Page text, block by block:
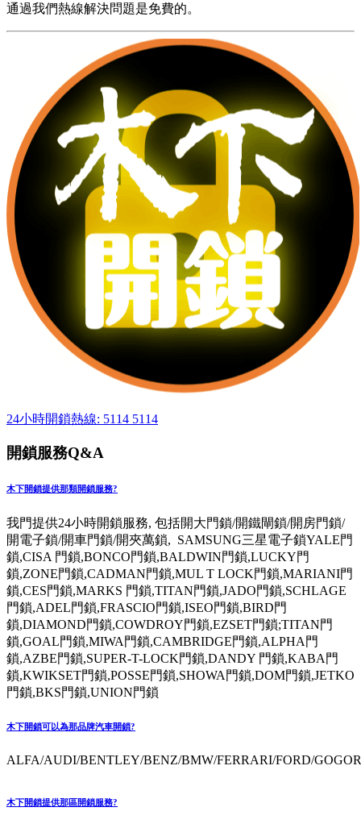
通過我們熱線解決問題是免費的。
24小時開鎖熱線: 5114 5114
開鎖服務Q&A
木下開鎖提供那類開鎖服務?
我門提供24小時開鎖服務, 包括開大門鎖/開鐵閘鎖/開房門鎖/
開電子鎖/開車門鎖/開夾萬鎖, SAMSUNG三星電子鎖YALE門
鎖,CISA 門鎖,BONCO門鎖,BALDWIN門鎖,LUCKY門
鎖,ZONE門鎖,CADMAN門鎖,MUL T LOCK門鎖,MARIANI門
鎖,CES門鎖,MARKS 門鎖,TITAN門鎖,JADO門鎖,SCHLAGE
門鎖,ADEL門鎖,FRASCIO門鎖,ISEO門鎖,BIRD門
鎖,DIAMOND門鎖,COWDROY門鎖,EZSET門鎖;TITAN門
鎖,GOAL門鎖,MIWA門鎖,CAMBRIDGE門鎖,ALPHA門
鎖,AZBE門鎖,SUPER-T-LOCK門鎖,DANDY 門鎖,KABA門
鎖,KWIKSET門鎖,POSSE門鎖,SHOWA門鎖,DOM門鎖,JETKO
門鎖,BKS門鎖,UNION門鎖
木下開鎖可以為那品牌汽車開鎖?
ALFA/AUDI/BENTLEY/BENZ/BMW/FERRARI/FORD/
木下開鎖提供那區開鎖服務?